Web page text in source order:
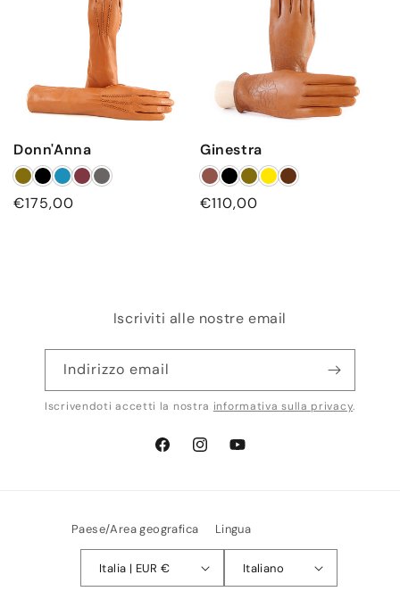
Donn'Anna
Prezzo
€175,00
Ginestra
Prezzo
€110,00
Iscriviti alle nostre email
Indirizzo email
Iscrivendoti accetti la nostra informativa sulla privacy.
FacebookInstagramYouTube
Paese/Area geografica
Italia | EUR €
Lingua
Italiano